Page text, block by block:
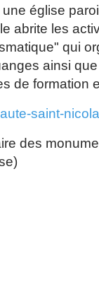
église
abrite les
qui
ainsi
de formation
saint-
des